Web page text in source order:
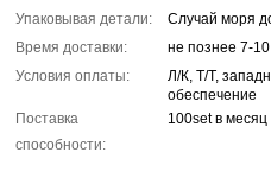
Упаковывая детали:
Случай моря
Время доставки:
не познее 7-
Условия оплаты:
Л/К, Т/Т,
обеспечение
Поставка
способности:
100set в месяц